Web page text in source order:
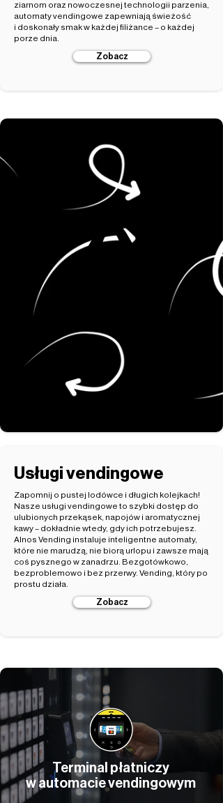
ziarnom oraz nowoczesnej technologii parzenia,
automaty vendingowe zapewniają świeżość
i doskonały smak w każdej filiżance – o każdej
porze dnia.
Zobacz
Usługi vendingowe
Zapomnij o pustej lodówce i długich kolejkach!
Nasze usługi vendingowe to szybki dostęp do
ulubionych przekąsek, napojów i aromatycznej
kawy – dokładnie wtedy, gdy ich potrzebujesz.
Alnos Vending instaluje inteligentne automaty,
które nie marudzą, nie biorą urlopu i zawsze mają
coś pysznego w zanadrzu. Bezgotówkowo,
bezproblemowo i bez przerwy. Vending, który po
prostu działa.
Zobacz
Terminal płatniczy
w automacie vendingowym